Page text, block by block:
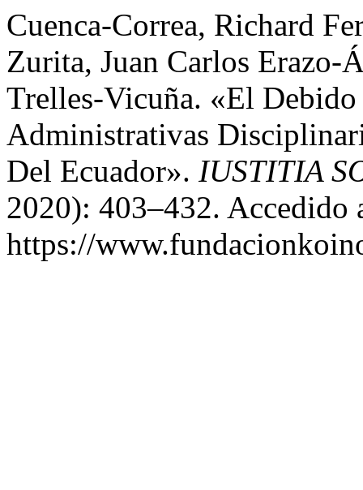
Cuenca-Correa, Richard
Zurita, Juan Carlos Erazo-
Trelles-Vicuña. «El Debido
Administrativas
Del Ecuador». IUSTITIA
2020): 403–432. Accedido
https://